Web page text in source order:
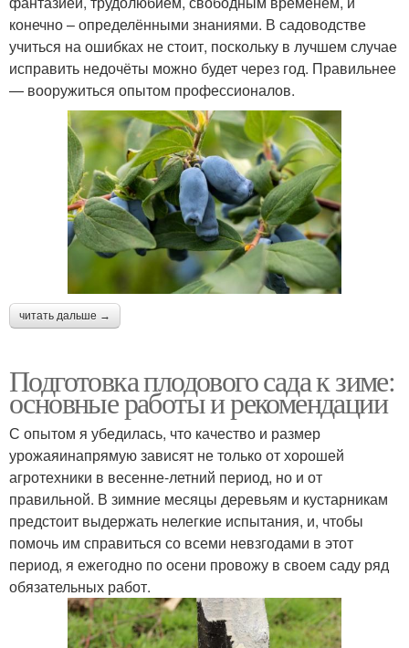
конечно – определёнными знаниями. В садоводстве
учиться на ошибках не стоит, поскольку в лучшем случае
исправить недочёты можно будет через год. Правильнее
— вооружиться опытом профессионалов.
читать дальше →
Подготовка плодового сада к зиме:
основные работы и рекомендации
С опытом я убедилась, что качество и размер
урожаяинапрямую зависят не только от хорошей
агротехники в весенне-летний период, но и от
правильной. В зимние месяцы деревьям и кустарникам
предстоит выдержать нелегкие испытания, и, чтобы
помочь им справиться со всеми невзгодами в этот
период, я ежегодно по осени провожу в своем саду ряд
обязательных работ.